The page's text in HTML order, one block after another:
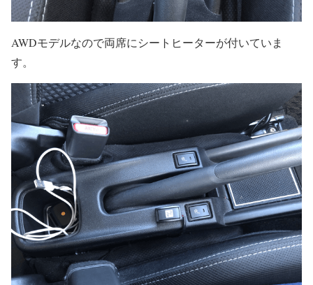
AWDモデルなので両席にシートヒーターが付いていま
す。